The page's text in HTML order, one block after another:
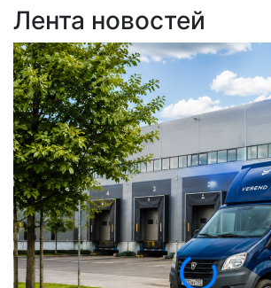
Лента новостей